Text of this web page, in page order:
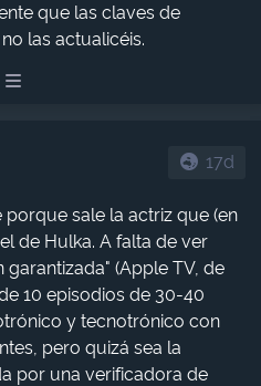
que las claves de
las actualicéis.
17d
sale la actriz que (en
de Hulka. A falta de ver
garantizada" (Apple TV, de
10 episodios de 30-40
y tecnotrónico con
pero quizá sea la
por una verificadora de